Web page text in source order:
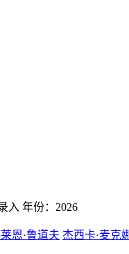
入 年份： 2026
恩·鲁道夫 杰西卡·麦克